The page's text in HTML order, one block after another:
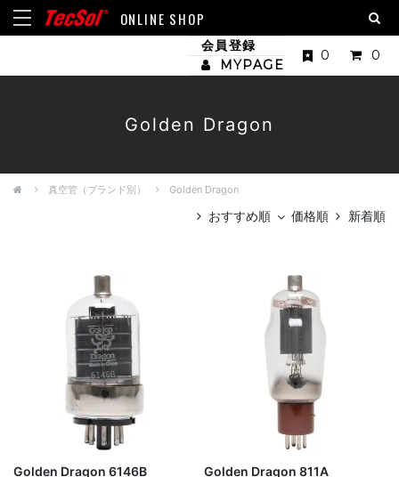
ONLINE SHOP
会員登録
MYPAGE
0 0
Golden Dragon
真空管（ブランド別） Golden Dragon
おすすめ順 価格順 新着順
Golden Dragon 6146B Golden Dragon 811A